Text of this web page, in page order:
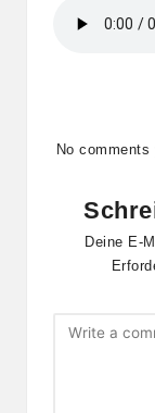
No
Deine E-